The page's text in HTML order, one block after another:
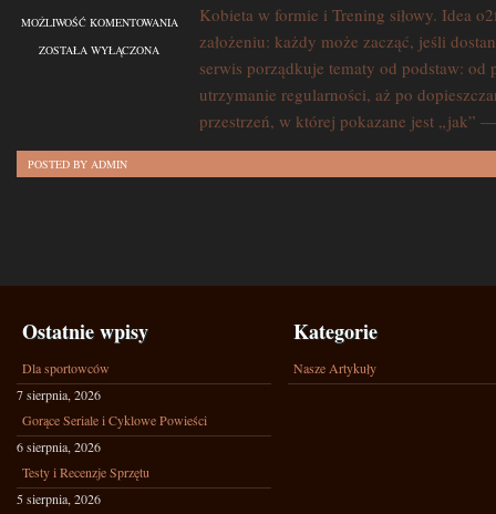
MOŻLIWOŚĆ KOMENTOWANIA FITNESS
ZOSTAŁA WYŁĄCZONA
Kobieta w formie i Trening siłowy. Idea
założeniu: każdy może zacząć, jeśli
serwis porządkuje tematy od podstaw: od
utrzymanie regularności, aż po
przestrzeń, w której pokazane jest „jak” —
POSTED BY ADMIN
Ostatnie wpisy
Dla sportowców
7 sierpnia, 2026
Gorące Seriale i Cyklowe Powieści
6 sierpnia, 2026
Testy i Recenzje Sprzętu
5 sierpnia, 2026
Kategorie
Nasze Artykuły